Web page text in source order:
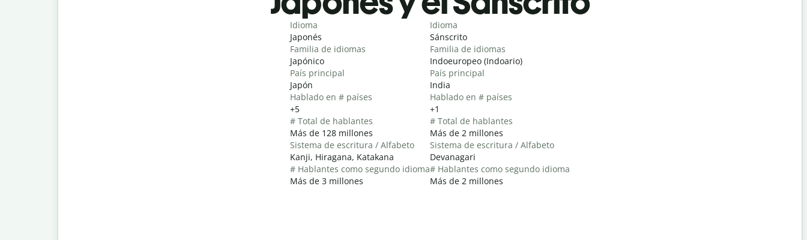
Idioma
Japonés
Familia de idiomas
Japónico
País principal
Japón
Hablado en # países
+5
# Total de hablantes
Más de 128 millones
Sistema de escritura / Alfabeto
Kanji, Hiragana, Katakana
# Hablantes como segundo idioma
Más de 3 millones
Idioma
Sánscrito
Familia de idiomas
Indoeuropeo (Indoario)
País principal
India
Hablado en # países
+1
# Total de hablantes
Más de 2 millones
Sistema de escritura / Alfabeto
Devanagari
# Hablantes como segundo idioma
Más de 2 millones